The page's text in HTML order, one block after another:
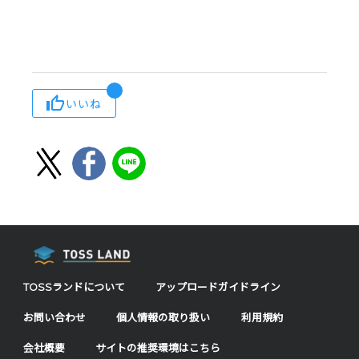
いいね
TOSSランドについて アップロードガイドライン
お問い合わせ 個人情報の取り扱い 利用規約
会社概要 サイトの推奨環境はこちら